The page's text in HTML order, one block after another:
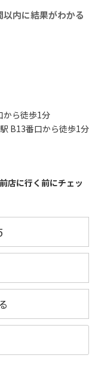
内に結果がわかる
から徒歩1分
B13番口から徒歩1分
店に行く前にチェッ